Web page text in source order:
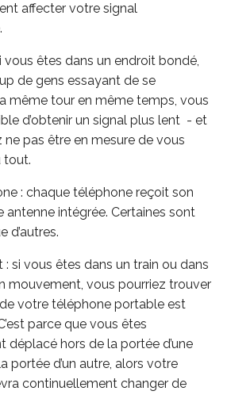
affecter votre signal
vous êtes dans un endroit bondé,
de gens essayant de se
même tour en même temps, vous
d’obtenir un signal plus lent - et
ne pas être en mesure de vous
tout.
: chaque téléphone reçoit son
antenne intégrée. Certaines sont
d’autres.
si vous êtes dans un train ou dans
mouvement, vous pourriez trouver
votre téléphone portable est
parce que vous êtes
déplacé hors de la portée d’une
portée d’un autre, alors votre
continuellement changer de